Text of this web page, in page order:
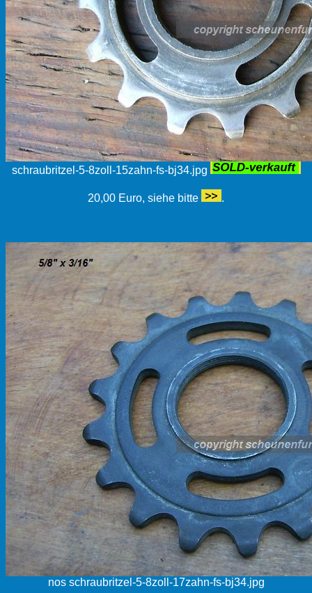
schraubritzel-5-8zoll-15zahn-fs-bj34.jpg
20,00 Euro, siehe bitte .
nos schraubritzel-5-8zoll-17zahn-fs-bj34.jpg